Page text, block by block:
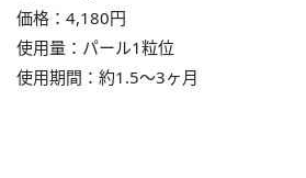
価格：4,180円
使用量：パール1粒位
使用期間：約1.5〜3ヶ月